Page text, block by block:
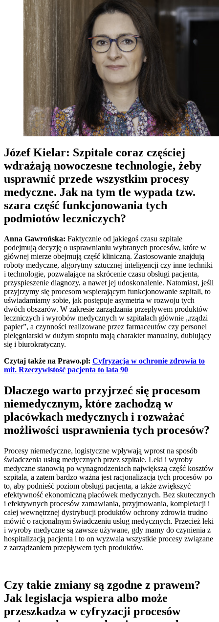
Józef Kielar: Szpitale coraz częściej
wdrażają nowoczesne technologie, żeby
usprawnić przede wszystkim procesy
medyczne. Jak na tym tle wypada tzw.
szara część funkcjonowania tych
podmiotów leczniczych?
Anna Gawrońska: Faktycznie od jakiegoś czasu szpitale
podejmują decyzję o usprawnianiu wybranych procesów, które w
głównej mierze obejmują część kliniczną. Zastosowanie znajdują
roboty medyczne, algorytmy sztucznej inteligencji czy inne techniki
i technologie, pozwalające na skrócenie czasu obsługi pacjenta,
przyspieszenie diagnozy, a nawet jej udoskonalenie. Natomiast, jeśli
przyjrzymy się procesom wspierającym funkcjonowanie szpitali, to
uświadamiamy sobie, jak postępuje asymetria w rozwoju tych
dwóch obszarów. W zakresie zarządzania przepływem produktów
leczniczych i wyrobów medycznych w szpitalach głównie „rządzi
papier”, a czynności realizowane przez farmaceutów czy personel
pielęgniarski w dużym stopniu mają charakter manualny, dublujący
się i biurokratyczny.
Czytaj także na Prawo.pl: Cyfryzacja w ochronie zdrowia to
mit. Rzeczywistość pacjenta to lata 90
Dlaczego warto przyjrzeć się procesom
niemedycznym, które zachodzą w
placówkach medycznych i rozważać
możliwości usprawnienia tych procesów?
Procesy niemedyczne, logistyczne wpływają wprost na sposób
świadczenia usług medycznych przez szpitale. Leki i wyroby
medyczne stanowią po wynagrodzeniach największą część kosztów
szpitala, a zatem bardzo ważna jest racjonalizacja tych procesów po
to, aby podnieść poziom obsługi pacjenta, a także zwiększyć
efektywność ekonomiczną placówek medycznych. Bez skutecznych
i efektywnych procesów zamawiania, przyjmowania, kompletacji i
całej wewnętrznej dystrybucji produktów ochrony zdrowia trudno
mówić o racjonalnym świadczeniu usług medycznych. Przecież leki
i wyroby medyczne są zawsze używane, gdy mamy do czynienia z
hospitalizacją pacjenta i to on wyzwala wszystkie procesy związane
z zarządzaniem przepływem tych produktów.
Czy takie zmiany są zgodne z prawem?
Jak legislacja wspiera albo może
przeszkadza w cyfryzacji procesów